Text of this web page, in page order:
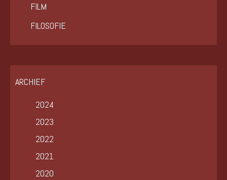
FILM
FILOSOFIE
ARCHIEF
2024
2023
2022
2021
2020